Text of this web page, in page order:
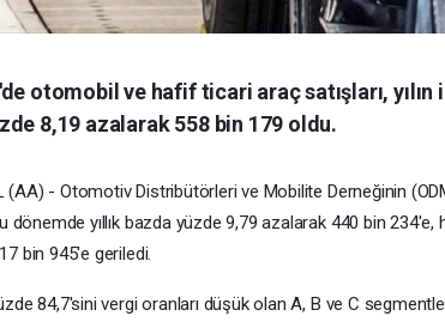
otomobil ve hafif ticari araç satışları, yılın
8,19 azalarak 558 bin 179 oldu.
(AA) - Otomotiv Distribütörleri ve Mobilite Derneğinin
dönemde yıllık bazda yüzde 9,79 azalarak 440 bin
bin 945'e geriledi.
84,7'sini vergi oranları düşük olan A, B ve C